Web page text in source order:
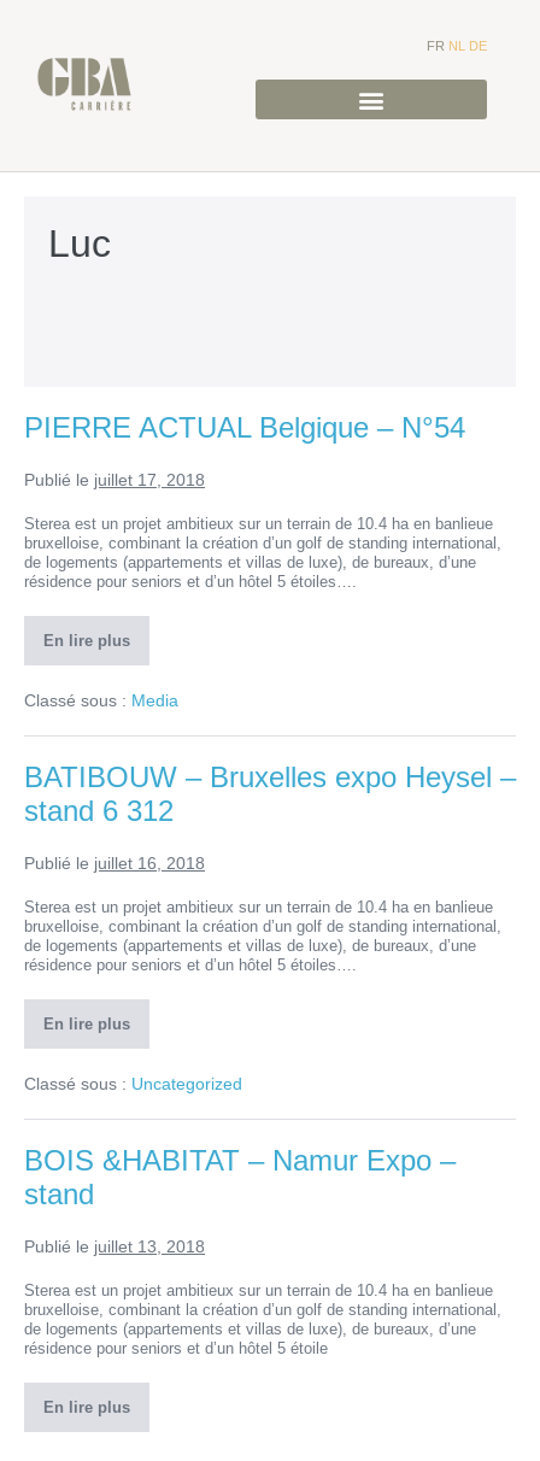
FR NL DE
Luc
PIERRE ACTUAL Belgique – N°54
Publié le juillet 17, 2018
Sterea est un projet ambitieux sur un terrain de 10.4 ha en banlieue
bruxelloise, combinant la création d’un golf de standing international,
de logements (appartements et villas de luxe), de bureaux, d’une
résidence pour seniors et d’un hôtel 5 étoiles….
En lire plus
Classé sous : Media
BATIBOUW – Bruxelles expo Heysel –
stand 6 312
Publié le juillet 16, 2018
Sterea est un projet ambitieux sur un terrain de 10.4 ha en banlieue
bruxelloise, combinant la création d’un golf de standing international,
de logements (appartements et villas de luxe), de bureaux, d’une
résidence pour seniors et d’un hôtel 5 étoiles….
En lire plus
Classé sous : Uncategorized
BOIS &HABITAT – Namur Expo –
stand
Publié le juillet 13, 2018
Sterea est un projet ambitieux sur un terrain de 10.4 ha en banlieue
bruxelloise, combinant la création d’un golf de standing international,
de logements (appartements et villas de luxe), de bureaux, d’une
résidence pour seniors et d’un hôtel 5 étoile
En lire plus